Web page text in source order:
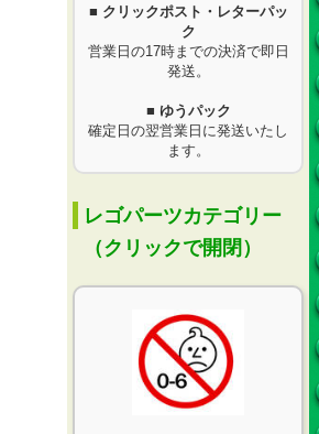
■ クリックポスト・レターパッ
ク
営業日の17時までの決済で即日
発送。
■ ゆうパック
確定日の翌営業日に発送いたし
ます。
レゴパーツカテゴリー
（クリックで開閉）